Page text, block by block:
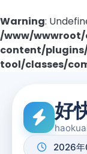
Warning:
/www/
content/
tool/classes/